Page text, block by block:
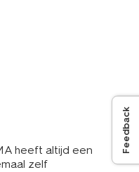
Feedback
heeft altijd een
zelf